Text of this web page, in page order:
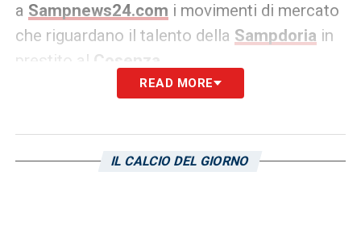
a Sampnews24.com i movimenti di mercato
che riguardano il talento della Sampdoria in
prestito al Cosenza
Bahlouli è molto felice di restare al
che vada via. Finirà la stagione in prestito e
READ MORE
IL CALCIO DEL GIORNO